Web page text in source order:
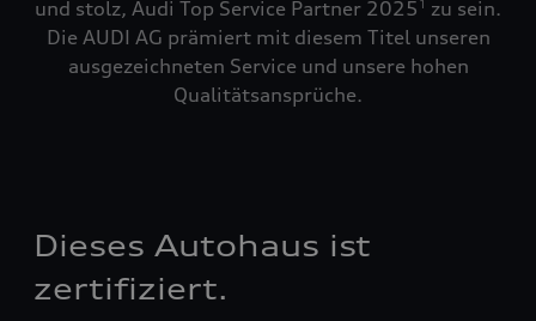
und stolz, Audi Top Service Partner 2025 1
zu sein.
Die AUDI AG prämiert mit diesem Titel unseren
ausgezeichneten Service und unsere hohen
Qualitätsansprüche.
Dieses Autohaus ist
zertifiziert.